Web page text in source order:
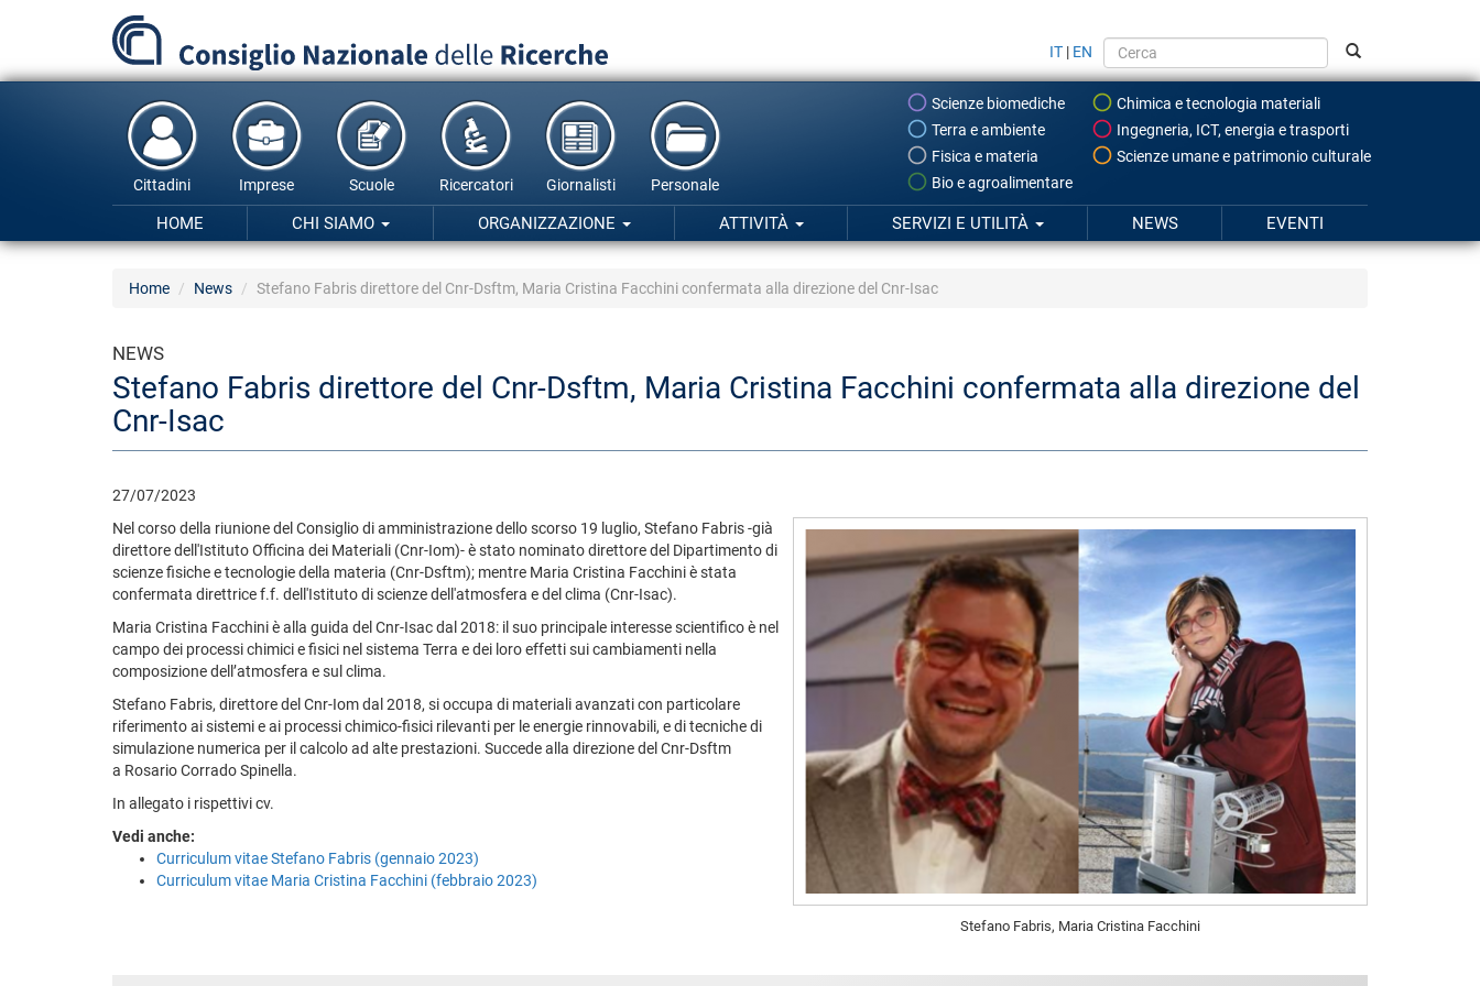
principale
IT | EN
Scienze biomediche
Chimica e tecnologia materiali
Terra e ambiente
Ingegneria, ICT, energia e trasporti
Fisica e materia
Scienze umane e patrimonio culturale
Bio e agroalimentare
Cittadini Imprese Scuole Ricercatori Giornalisti Personale
HOME CHI SIAMO ORGANIZZAZIONE ATTIVITÀ SERVIZI E UTILITÀ NEWS EVENTI
Home News Stefano Fabris direttore del Cnr-Dsftm, Maria Cristina Facchini confermata alla direzione del Cnr-Isac
NEWS
Stefano Fabris direttore del Cnr-Dsftm, Maria Cristina Facchini confermata alla direzione del
Cnr-Isac
27/07/2023
Stefano Fabris, Maria Cristina Facchini
Nel corso della riunione del Consiglio di amministrazione dello scorso 19 luglio, Stefano Fabris -già
direttore dell'Istituto Officina dei Materiali (Cnr-Iom)- è stato nominato direttore del Dipartimento di
scienze fisiche e tecnologie della materia (Cnr-Dsftm); mentre Maria Cristina Facchini è stata
confermata direttrice f.f. dell'Istituto di scienze dell'atmosfera e del clima (Cnr-Isac).
Maria Cristina Facchini è alla guida del Cnr-Isac dal 2018: il suo principale interesse scientifico è nel
campo dei processi chimici e fisici nel sistema Terra e dei loro effetti sui cambiamenti nella
composizione dell’atmosfera e sul clima.
Stefano Fabris, direttore del Cnr-Iom dal 2018, si occupa di materiali avanzati con particolare
riferimento ai sistemi e ai processi chimico-fisici rilevanti per le energie rinnovabili, e di tecniche di
simulazione numerica per il calcolo ad alte prestazioni. Succede alla direzione del Cnr-Dsftm
a Rosario Corrado Spinella.
In allegato i rispettivi cv.
Vedi anche:
Curriculum vitae Stefano Fabris (gennaio 2023)
Curriculum vitae Maria Cristina Facchini (febbraio 2023)